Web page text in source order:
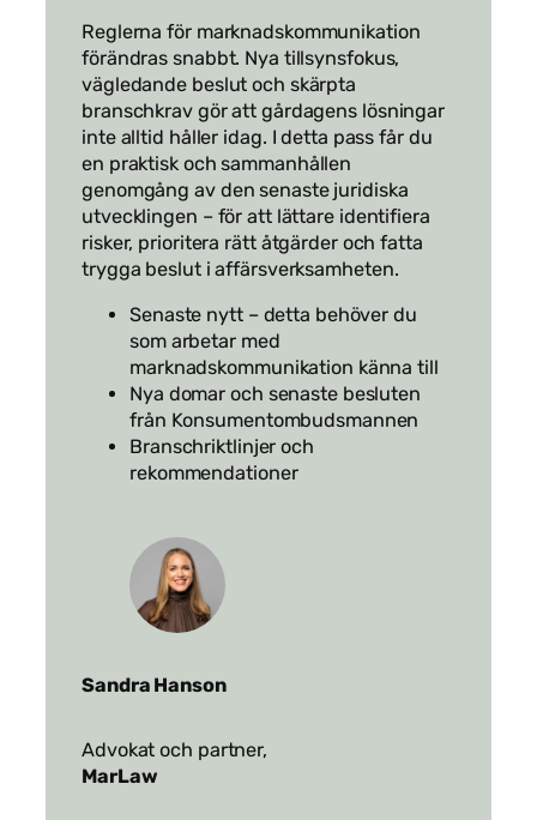
Reglerna för marknadskommunikation
förändras snabbt. Nya tillsynsfokus,
vägledande beslut och skärpta
branschkrav gör att gårdagens lösningar
inte alltid håller idag. I detta pass får du
en praktisk och sammanhållen
genomgång av den senaste juridiska
utvecklingen – för att lättare identifiera
risker, prioritera rätt åtgärder och fatta
trygga beslut i affärsverksamheten.
Senaste nytt – detta behöver du
som arbetar med
marknadskommunikation känna till
Nya domar och senaste besluten
från Konsumentombudsmannen
Branschriktlinjer och
rekommendationer
Sandra Hanson
Advokat och partner,
MarLaw